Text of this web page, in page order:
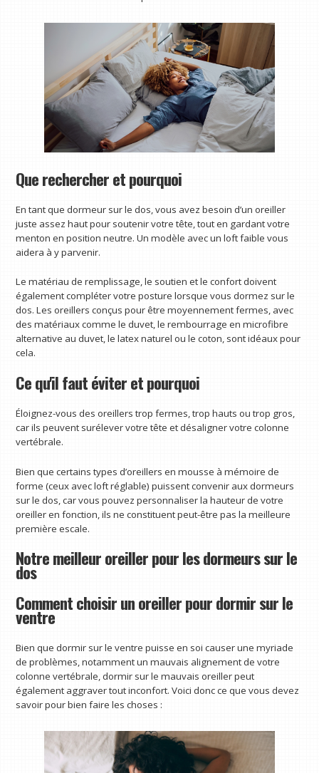
Que rechercher et pourquoi
En tant que dormeur sur le dos, vous avez besoin d’un oreiller
juste assez haut pour soutenir votre tête, tout en gardant votre
menton en position neutre. Un modèle avec un loft faible vous
aidera à y parvenir.
Le matériau de remplissage, le soutien et le confort doivent
également compléter votre posture lorsque vous dormez sur le
dos. Les oreillers conçus pour être moyennement fermes, avec
des matériaux comme le duvet, le rembourrage en microfibre
alternative au duvet, le latex naturel ou le coton, sont idéaux pour
cela.
Ce qu'il faut éviter et pourquoi
Éloignez-vous des oreillers trop fermes, trop hauts ou trop gros,
car ils peuvent surélever votre tête et désaligner votre colonne
vertébrale.
Bien que certains types d’oreillers en mousse à mémoire de
forme (ceux avec loft réglable) puissent convenir aux dormeurs
sur le dos, car vous pouvez personnaliser la hauteur de votre
oreiller en fonction, ils ne constituent peut-être pas la meilleure
première escale.
Notre meilleur oreiller pour les dormeurs sur le
dos
Comment choisir un oreiller pour dormir sur le
ventre
Bien que dormir sur le ventre puisse en soi causer une myriade
de problèmes, notamment un mauvais alignement de votre
colonne vertébrale, dormir sur le mauvais oreiller peut
également aggraver tout inconfort. Voici donc ce que vous devez
savoir pour bien faire les choses :